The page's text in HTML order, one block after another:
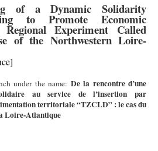
of a Dynamic Solidarity
to Promote Economic
Experiment Called
of the Northwestern Loire-
under the name: De la rencontre d’une
au service de l’insertion par
territoriale “TZCLD” : le cas du
Loire-Atlantique